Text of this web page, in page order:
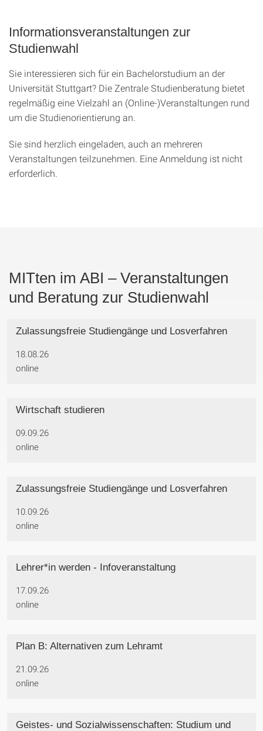
Informationsveranstaltungen zur
Studienwahl
Sie interessieren sich für ein Bachelorstudium an der
Universität Stuttgart? Die Zentrale Studienberatung bietet
regelmäßig eine Vielzahl an (Online-)Veranstaltungen rund
um die Studienorientierung an.
Sie sind herzlich eingeladen, auch an mehreren
Veranstaltungen teilzunehmen. Eine Anmeldung ist nicht
erforderlich.
MITten im ABI – Veranstaltungen
und Beratung zur Studienwahl
Zulassungsfreie Studiengänge und Losverfahren
18.08.26
online
Wirtschaft studieren
09.09.26
online
Zulassungsfreie Studiengänge und Losverfahren
10.09.26
online
Lehrer*in werden - Infoveranstaltung
17.09.26
online
Plan B: Alternativen zum Lehramt
21.09.26
online
Geistes- und Sozialwissenschaften: Studium und